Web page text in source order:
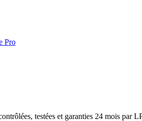
Pro
testées et garanties 24 mois par